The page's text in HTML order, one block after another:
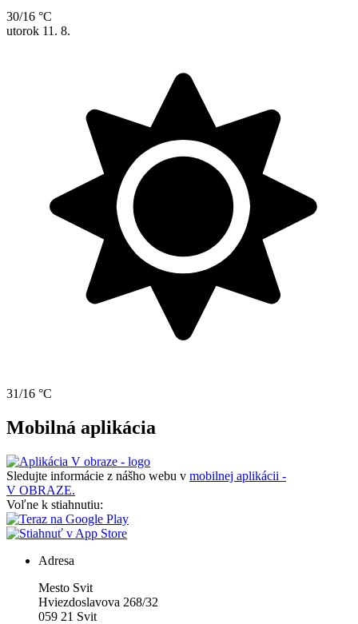
30/16 °C
utorok 11. 8.
31/16 °C
Mobilná aplikácia
Sledujte informácie z nášho webu v mobilnej aplikácii -
V OBRAZE.
Voľne k stiahnutiu:
Adresa
Mesto Svit
Hviezdoslavova 268/32
059 21 Svit